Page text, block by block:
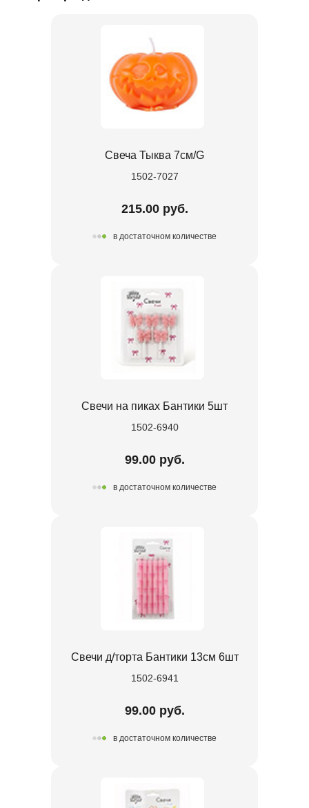
Свеча Тыква 7см/G
1502-7027
215.00 руб.
в достаточном количестве
Свечи на пиках Бантики 5шт
1502-6940
99.00 руб.
в достаточном количестве
Свечи д/торта Бантики 13см 6шт
1502-6941
99.00 руб.
в достаточном количестве